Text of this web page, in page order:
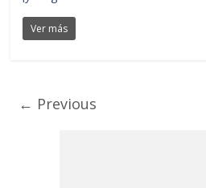
Ver más
← Previous